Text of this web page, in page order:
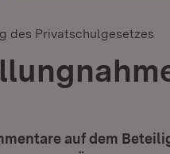
des Privatschulgesetzes
auf dem